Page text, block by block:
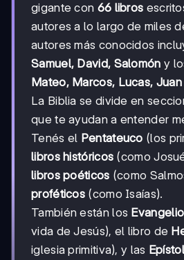
gigante con 66 libros
autores a lo largo de miles
autores más conocidos
Samuel, David, Salomón y
Mateo, Marcos, Lucas,
La Biblia se divide en
que te ayudan a entender
Tenés el Pentateuco (los
libros históricos (como
libros poéticos (como
proféticos (como Isaías).
También están los
vida de Jesús), el libro de
iglesia primitiva), y las